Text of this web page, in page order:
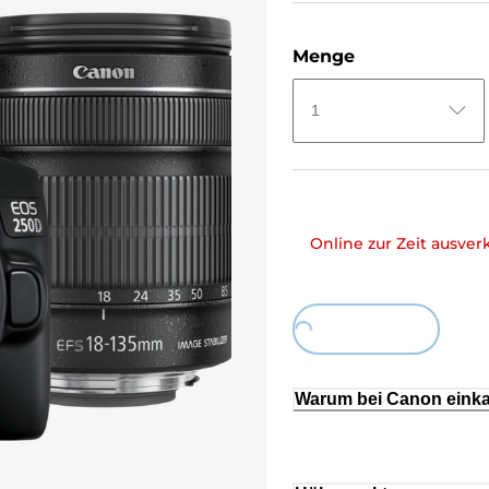
Menge
1
Online zur Zeit
Loading...
Warum bei Canon